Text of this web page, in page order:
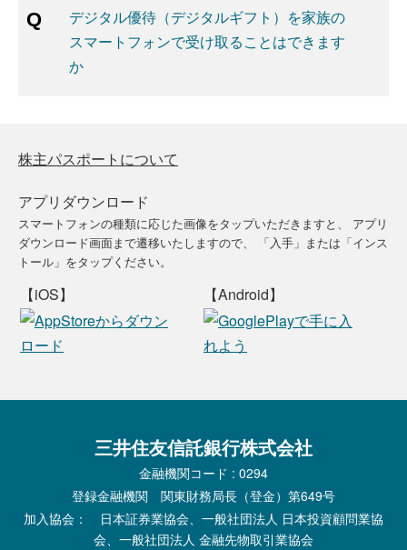
デジタル優待（デジタルギフト）を家族の
スマートフォンで受け取ることはできます
か
株主パスポートについて
アプリダウンロード
スマートフォンの種類に応じた画像をタップいただきますと、
アプリ
ダウンロード画面まで遷移いたしますので、
「入手」または「インス
トール」をタップください。
【iOS】 【Android】
三井住友信託銀行株式会社
金融機関コード : 0294
登録金融機関 関東財務局長（登金）第649号
加入協会： 日本証券業協会、一般社団法人 日本投資顧問業協
会、一般社団法人 金融先物取引業協会